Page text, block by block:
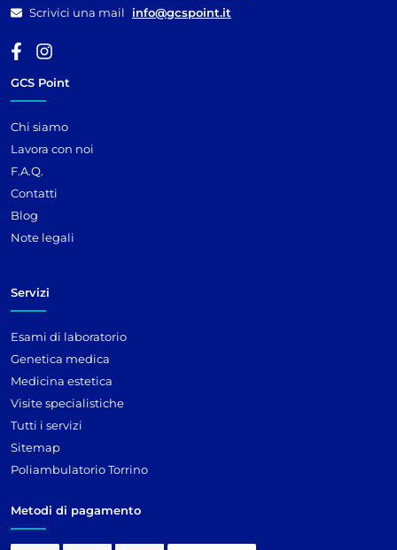
Scrivici una mail
info@gcspoint.it
GCS Point
Chi siamo
Lavora con noi
F.A.Q.
Contatti
Blog
Note legali
Servizi
Esami di laboratorio
Genetica medica
Medicina estetica
Visite specialistiche
Tutti i servizi
Sitemap
Poliambulatorio Torrino
Metodi di pagamento